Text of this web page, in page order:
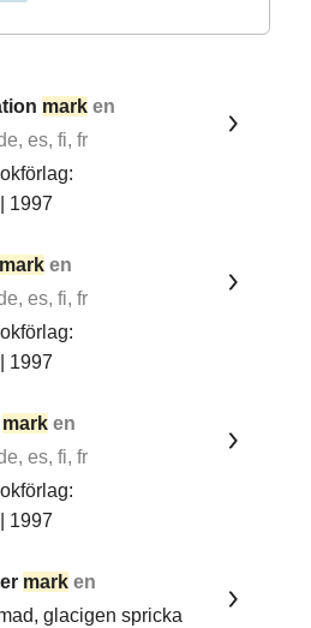
mark en
es, fi, fr
1997
mark en
es, fi, fr
1997
mark en
es, fi, fr
1997
mark en
glacigen spricka